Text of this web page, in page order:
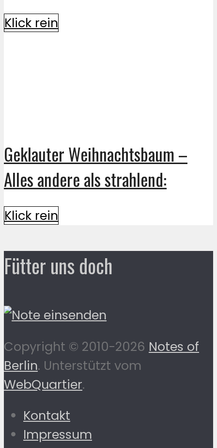
Klick rein
Geklauter Weihnachtsbaum –
Alles andere als strahlend:
Klick rein
Fütter uns doch
Copyright © 2010-2026 Notes of
Berlin. Unterstützt vom
WebQuartier.
Kontakt
Impressum